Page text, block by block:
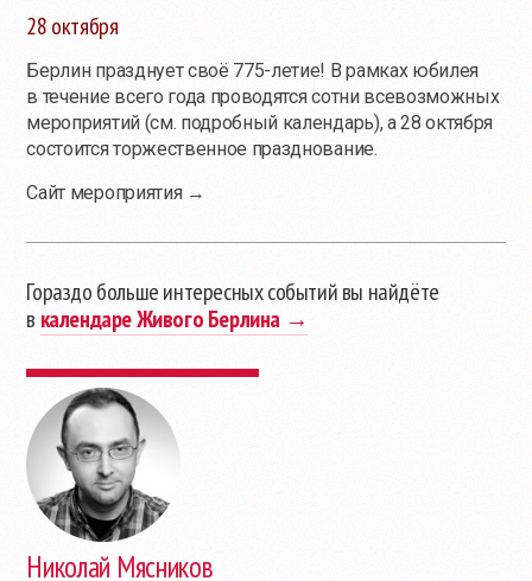
28 октября
Берлин празднует своё 775-летие! В рамках юбилея
в течение всего года проводятся сотни всевозможных
мероприятий (см. подробный календарь), а 28 октября
состоится торжественное празднование.
Сайт мероприятия →
Гораздо больше интересных событий вы найдёте
в календаре Живого Берлина →
Николай Мясников